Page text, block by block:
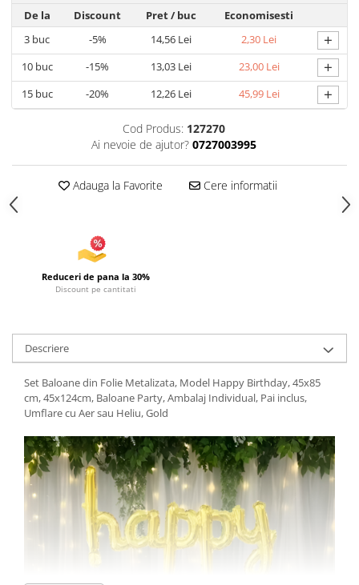
Transport şi Ridicat
Pelerine, Umbrele si Accesorii
Videoproiectoare
Accesorii Auto
Kit-uri Siguranţă Auto
Suporti auto
Accesorii biciclete
Ochelari de Protecţie
Articole de plaja
Pistoale cu apa
Articole pentru Copii
Covorase de joaca
Genti, Portofele, Penare
Ingrijire Unghii
Jucarii pentru copii
Jucarii si Jocuri
Jucarii si Jocuri
Markere si Set Desen
Markere si Set Desen
De la
Discount Pret/ buc
Economisesti
3 buc -5% 14,56 Lei 2,30 Lei +
10buc -15% 13,03 Lei 23,00 Lei +
15buc -20% 12,26 Lei 45,99 Lei +
Cod Produs: 127270
Ai nevoie de ajutor? 0727003995
Adauga la Favorite Cere informatii
Reduceri de pana la 30%
Discount pe cantitati
Descriere
Set Baloane din Folie Metalizata, Model Happy Birthday, 45x85
cm, 45x124cm, Baloane Party, Ambalaj Individual, Pai inclus,
Umflare cu Aer sau Heliu, Gold